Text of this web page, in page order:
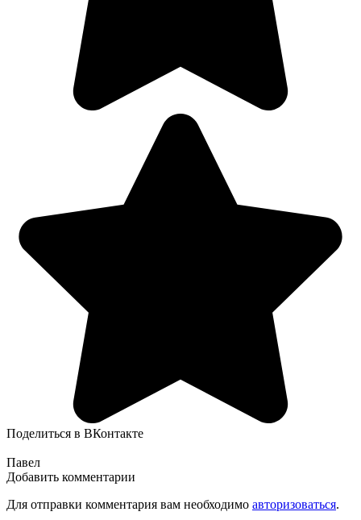
Поделиться в ВКонтакте
Павел
Добавить комментарии
Для отправки комментария вам необходимо авторизоваться.